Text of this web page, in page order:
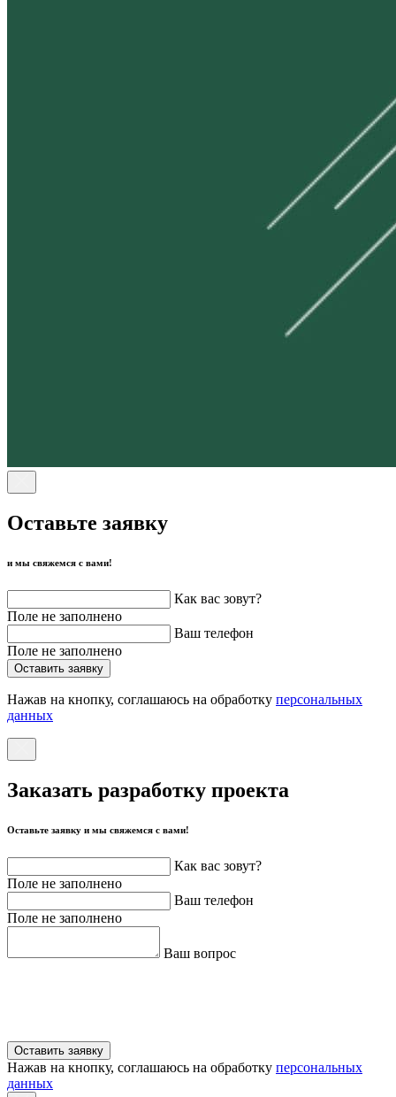
Оставьте заявку
и мы свяжемся с вами!
Как вас зовут?
Поле не заполнено
Ваш телефон
Поле не заполнено
Оставить заявку
Нажав на кнопку, соглашаюсь на обработку персональных
данных
Заказать разработку проекта
Оставьте заявку и мы свяжемся с вами!
Как вас зовут?
Поле не заполнено
Ваш телефон
Поле не заполнено
Ваш вопрос
Оставить заявку
Нажав на кнопку, соглашаюсь на обработку персональных
данных